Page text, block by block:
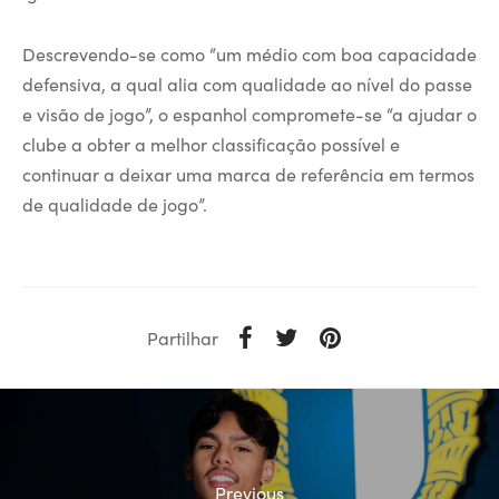
Descrevendo-se como “um médio com boa capacidade
defensiva, a qual alia com qualidade ao nível do passe
e visão de jogo”, o espanhol compromete-se “a ajudar o
clube a obter a melhor classificação possível e
continuar a deixar uma marca de referência em termos
de qualidade de jogo”.
Partilhar
Previous